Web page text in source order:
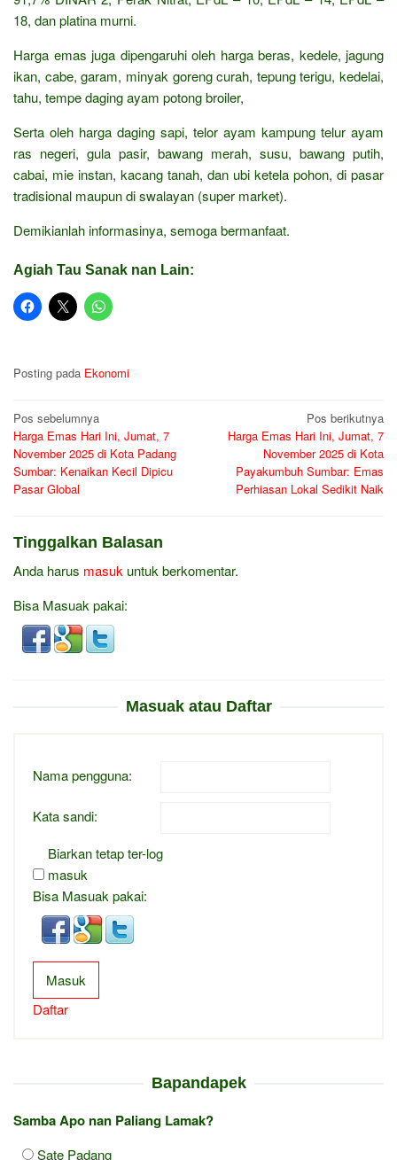
18, dan platina murni.
Harga emas juga dipengaruhi oleh harga beras, kedele, jagung
ikan, cabe, garam, minyak goreng curah, tepung terigu, kedelai,
tahu, tempe daging ayam potong broiler,
Serta oleh harga daging sapi, telor ayam kampung telur ayam
ras negeri, gula pasir, bawang merah, susu, bawang putih,
cabai, mie instan, kacang tanah, dan ubi ketela pohon, di pasar
tradisional maupun di swalayan (super market).
Demikianlah informasinya, semoga bermanfaat.
Agiah Tau Sanak nan Lain:
Posting pada Ekonomi
Navigasi
pos
Pos sebelumnya
Harga Emas Hari Ini, Jumat, 7
November 2025 di Kota Padang
Sumbar: Kenaikan Kecil Dipicu
Pasar Global
Pos berikutnya
Harga Emas Hari Ini, Jumat, 7
November 2025 di Kota
Payakumbuh Sumbar: Emas
Perhiasan Lokal Sedikit Naik
Tinggalkan Balasan
Anda harus masuk untuk berkomentar.
Bisa Masuak pakai:
Masuak atau Daftar
Nama pengguna:
Kata sandi:
Biarkan tetap ter-log
masuk
Bisa Masuak pakai:
Masuk
Daftar
Bapandapek
Samba Apo nan Paliang Lamak?
Sate Padang